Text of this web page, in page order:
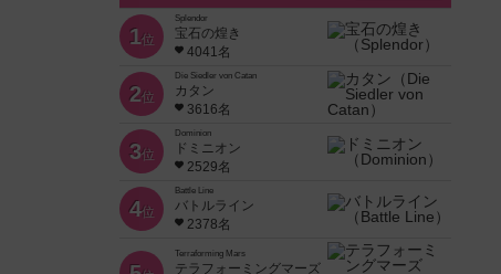
1位
Splendor
宝石の煌き
4041名
2位
Die Siedler von Catan
カタン
3616名
3位
Dominion
ドミニオン
2529名
4位
Battle Line
バトルライン
2378名
Terraforming Mars
テラフォーミングマーズ